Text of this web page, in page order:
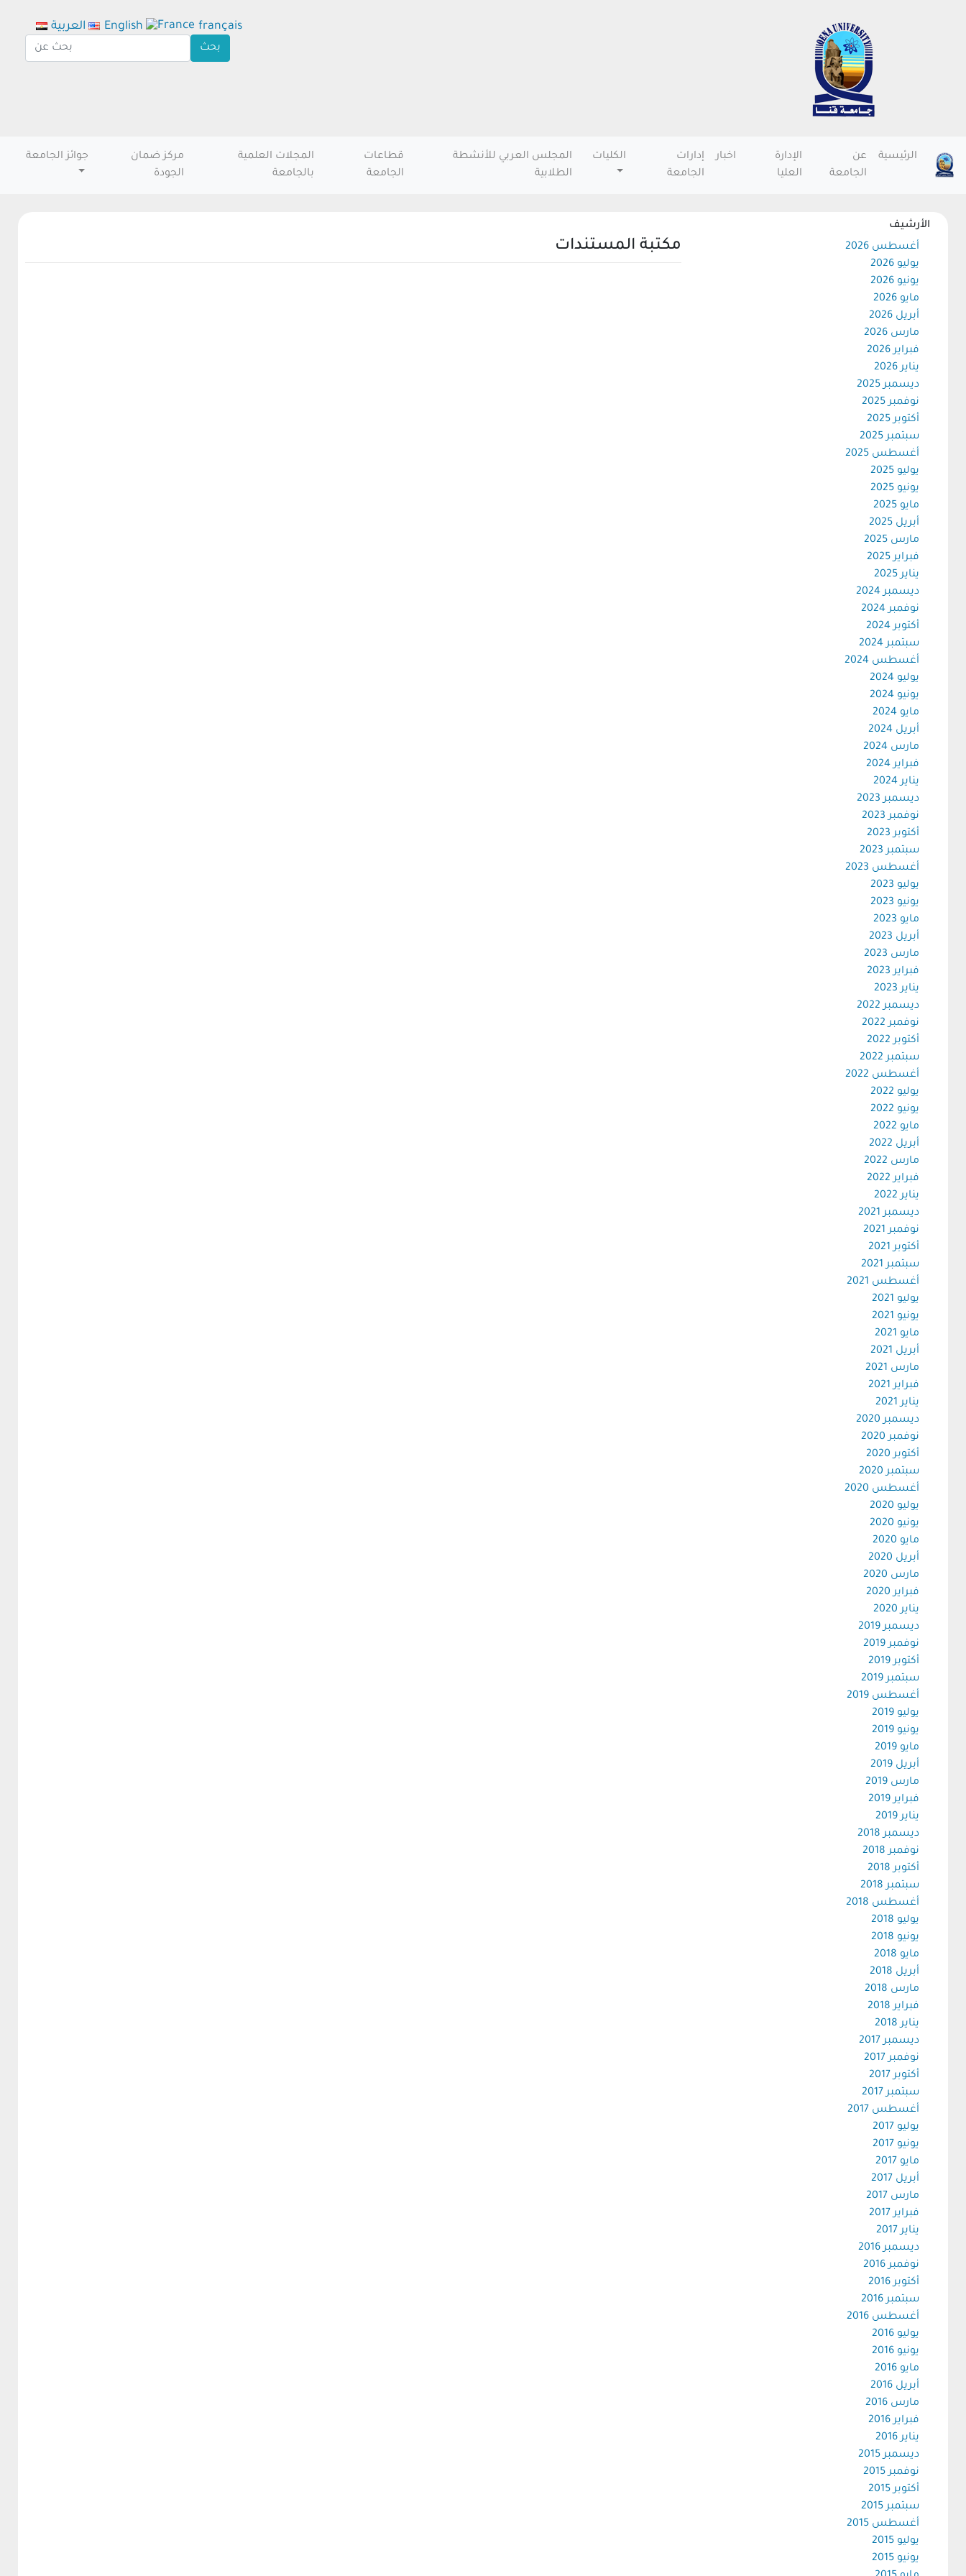
الرئيسية
عن
الجامعة
الإدارة
العليا
اخبار
إدارات
الجامعة
الكليات
المجلس العربي للأنشطة
الطلابية
قطاعات
الجامعة
المجلات العلمية
بالجامعة
مركز ضمان
الجودة
جوائز الجامعة
الأرشيف
أغسطس 2026
يوليو 2026
يونيو 2026
مايو 2026
أبريل 2026
مارس 2026
فبراير 2026
يناير 2026
ديسمبر 2025
نوفمبر 2025
أكتوبر 2025
سبتمبر 2025
أغسطس 2025
يوليو 2025
يونيو 2025
مايو 2025
أبريل 2025
مارس 2025
فبراير 2025
يناير 2025
ديسمبر 2024
نوفمبر 2024
أكتوبر 2024
سبتمبر 2024
أغسطس 2024
يوليو 2024
يونيو 2024
مايو 2024
أبريل 2024
مارس 2024
فبراير 2024
يناير 2024
ديسمبر 2023
نوفمبر 2023
أكتوبر 2023
سبتمبر 2023
أغسطس 2023
يوليو 2023
يونيو 2023
مايو 2023
أبريل 2023
مارس 2023
فبراير 2023
يناير 2023
ديسمبر 2022
نوفمبر 2022
أكتوبر 2022
سبتمبر 2022
أغسطس 2022
يوليو 2022
يونيو 2022
مايو 2022
أبريل 2022
مارس 2022
فبراير 2022
يناير 2022
ديسمبر 2021
نوفمبر 2021
أكتوبر 2021
سبتمبر 2021
أغسطس 2021
يوليو 2021
يونيو 2021
مايو 2021
أبريل 2021
مارس 2021
فبراير 2021
يناير 2021
ديسمبر 2020
نوفمبر 2020
أكتوبر 2020
سبتمبر 2020
أغسطس 2020
يوليو 2020
يونيو 2020
مايو 2020
أبريل 2020
مارس 2020
فبراير 2020
يناير 2020
ديسمبر 2019
نوفمبر 2019
أكتوبر 2019
سبتمبر 2019
أغسطس 2019
يوليو 2019
يونيو 2019
مايو 2019
أبريل 2019
مارس 2019
فبراير 2019
يناير 2019
ديسمبر 2018
نوفمبر 2018
أكتوبر 2018
سبتمبر 2018
أغسطس 2018
يوليو 2018
يونيو 2018
مايو 2018
أبريل 2018
مارس 2018
فبراير 2018
يناير 2018
ديسمبر 2017
نوفمبر 2017
أكتوبر 2017
سبتمبر 2017
أغسطس 2017
يوليو 2017
يونيو 2017
مايو 2017
أبريل 2017
مارس 2017
فبراير 2017
يناير 2017
ديسمبر 2016
نوفمبر 2016
أكتوبر 2016
سبتمبر 2016
أغسطس 2016
يوليو 2016
يونيو 2016
مايو 2016
أبريل 2016
مارس 2016
فبراير 2016
يناير 2016
ديسمبر 2015
نوفمبر 2015
أكتوبر 2015
سبتمبر 2015
أغسطس 2015
يوليو 2015
يونيو 2015
مكتبة المستندات
العربية English français